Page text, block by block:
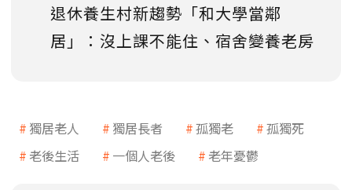
退休養生村新趨勢「和大學當鄰
居」：沒上課不能住、宿舍變養老房
獨居老人 獨居長者 孤獨老
孤獨死
老後生活
一個人老後 老年憂鬱